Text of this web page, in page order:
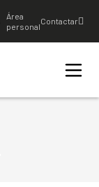
Área
personal
Contactar